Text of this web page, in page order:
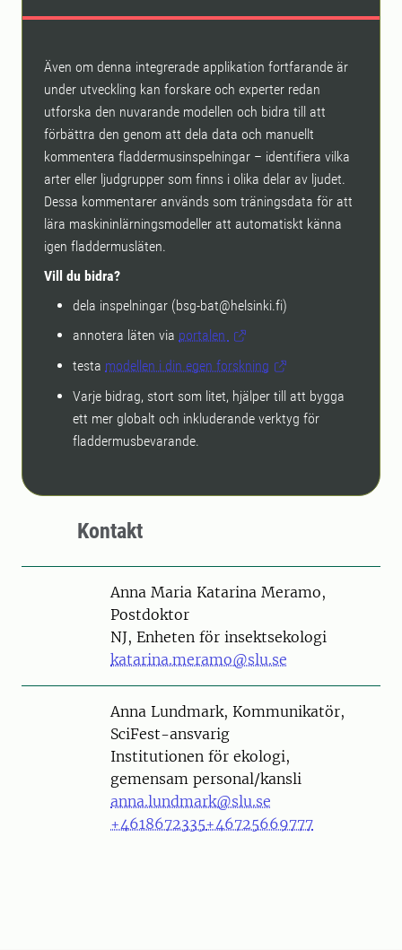
Även om denna integrerade applikation fortfarande är
under utveckling kan forskare och experter redan
utforska den nuvarande modellen och bidra till att
förbättra den genom att dela data och manuellt
kommentera fladdermusinspelningar – identifiera vilka
arter eller ljudgrupper som finns i olika delar av ljudet.
Dessa kommentarer används som träningsdata för att
lära maskininlärningsmodeller att automatiskt känna
igen fladdermusläten.
Vill du bidra?
dela inspelningar (bsg-bat@helsinki.fi)
annotera läten via portalen
testa modellen i din egen forskning
Varje bidrag, stort som litet, hjälper till att bygga
ett mer globalt och inkluderande verktyg för
fladdermusbevarande.
Kontakt
PersonAnna Maria Katarina Meramo,
Postdoktor
NJ, Enheten för insektsekologi
katarina.meramo@slu.se
PersonAnna Lundmark, Kommunikatör,
SciFest-ansvarig
Institutionen för ekologi,
gemensam personal/kansli
anna.lundmark@slu.se
+4618672335+46725669777